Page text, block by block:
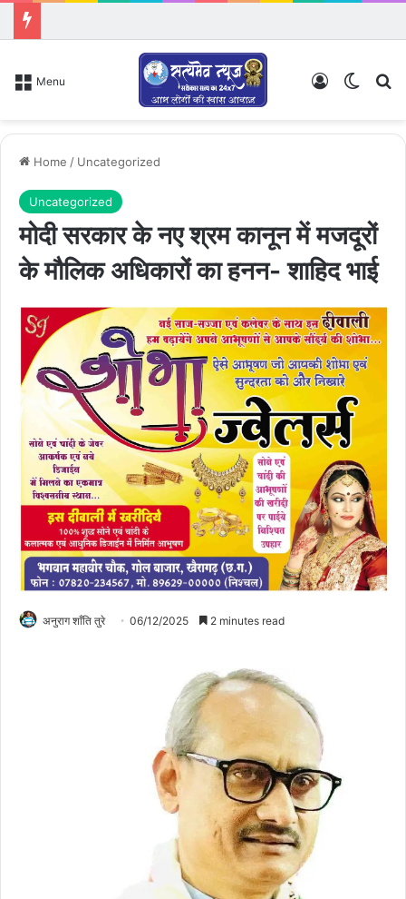
Menu Log In
Home / Uncategorized
Uncategorized
मोदी सरकार के नए श्रम कानून में मजदूरों
के मौलिक अधिकारों का हनन- शाहिद भाई
अनुराग शाँति तुरे 06/12/2025 2 minutes read